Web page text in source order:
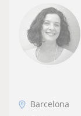
Barcelona